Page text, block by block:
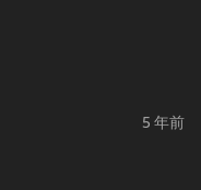
5 年前